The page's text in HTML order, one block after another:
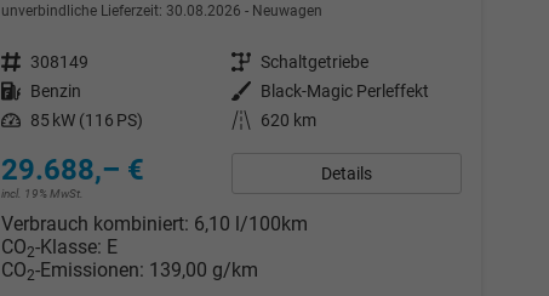
unverbindliche Lieferzeit: 30.08.2026 Neuwagen
Fahrzeugnr. 308149 Getriebe Schaltgetriebe
Kraftstoff Benzin Außenfarbe
Black-Magic Perleffekt
Leistung 85 kW (116 PS) Kilometerstand 620 km
29.688,– €
incl. 19% MwSt.
Details
Verbrauch kombiniert: 6,10 l/100km
CO2-Klasse: E
CO2-Emissionen: 139,00 g/km